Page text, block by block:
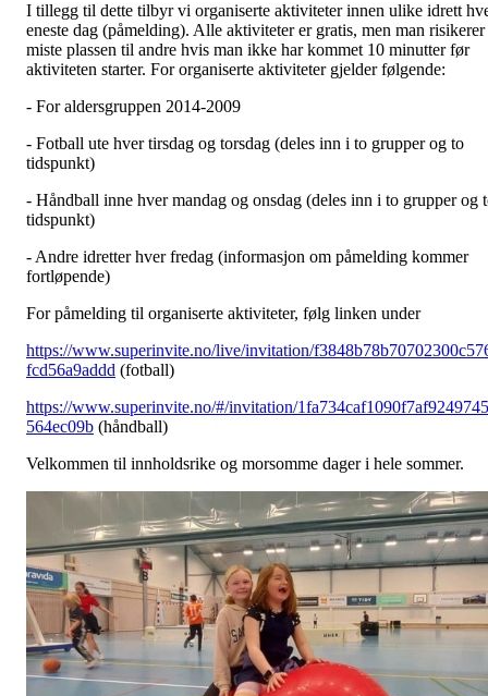
I tillegg til dette tilbyr vi organiserte aktiviteter innen ulike idrett
eneste dag (påmelding). Alle aktiviteter er gratis, men man risikerer
miste plassen til andre hvis man ikke har kommet 10 minutter før
aktiviteten starter. For organiserte aktiviteter gjelder følgende:
- For aldersgruppen 2014-2009
- Fotball ute hver tirsdag og torsdag (deles inn i to grupper og to
tidspunkt)
- Håndball inne hver mandag og onsdag (deles inn i to grupper og
tidspunkt)
- Andre idretter hver fredag (informasjon om påmelding kommer
fortløpende)
For påmelding til organiserte aktiviteter, følg linken under
https://www.superinvite.no/live/invitation/
fcd56a9addd (fotball)
https://www.superinvite.no/#/invitation/1fa734caf1090f7af9249745
564ec09b (håndball)
Velkommen til innholdsrike og morsomme dager i hele sommer.